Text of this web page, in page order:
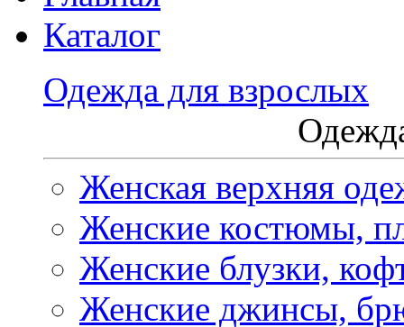
Каталог
Одежда для взрослых
Женская верхняя
Женские костюмы,
Женские блузки,
Женские джинсы,